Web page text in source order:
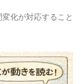
化が対応すること